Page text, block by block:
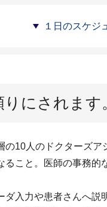
１日のスケジ
にされます
10人のドクターズア
こと。医師の事務
入力や患者さんへ